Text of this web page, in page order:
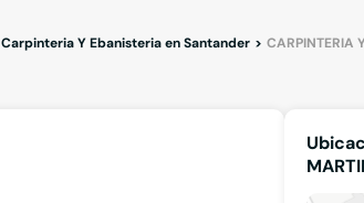
Carpinteria Y Ebanisteria en Santander CARPINTERIA